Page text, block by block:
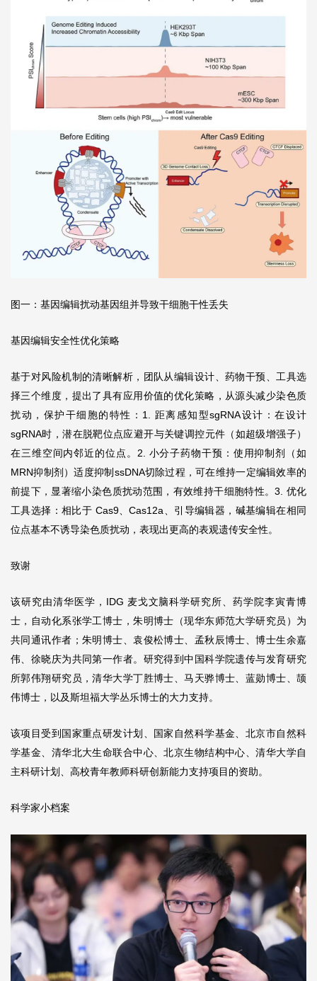
图一：基因编辑扰动基因组并导致干细胞干性丢失
基因编辑安全性优化策略
基于对风险机制的清晰解析，团队从编辑设计、药物干预、工具选
择三个维度，提出了具有应用价值的优化策略，从源头减少染色质
扰动，保护干细胞的特性：1. 距离感知型sgRNA设计：在设计
sgRNA时，潜在脱靶位点应避开与关键调控元件（如超级增强子）
在三维空间内邻近的位点。2. 小分子药物干预：使用抑制剂（如
MRN抑制剂）适度抑制ssDNA切除过程，可在维持一定编辑效率的
前提下，显著缩小染色质扰动范围，有效维持干细胞特性。3. 优化
工具选择：相比于 Cas9、Cas12a、引导编辑器，碱基编辑在相同
位点基本不诱导染色质扰动，表现出更高的表观遗传安全性。
致谢
该研究由清华医学，IDG 麦戈文脑科学研究所、药学院李寅青博
士，自动化系张学工博士，朱明博士（现华东师范大学研究员）为
共同通讯作者；朱明博士、袁俊松博士、孟秋辰博士、博士生余嘉
伟、徐晓庆为共同第一作者。研究得到中国科学院遗传与发育研究
所郭伟翔研究员，清华大学丁胜博士、马天骅博士、蓝勋博士、颉
伟博士，以及斯坦福大学丛乐博士的大力支持。
该项目受到国家重点研发计划、国家自然科学基金、北京市自然科
学基金、清华北大生命联合中心、北京生物结构中心、清华大学自
主科研计划、高校青年教师科研创新能力支持项目的资助。
科学家小档案